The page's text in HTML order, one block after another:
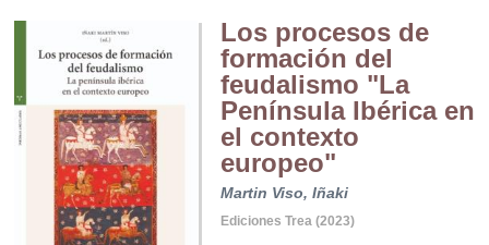
Los procesos de
formación del
feudalismo "La
Península Ibérica en
el contexto
europeo"
Martin Viso, Iñaki
Ediciones Trea (2023)